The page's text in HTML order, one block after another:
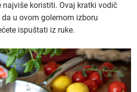
koristiti. Ovaj kratki vodič
u ovom golemom izboru
ispuštati iz ruke.